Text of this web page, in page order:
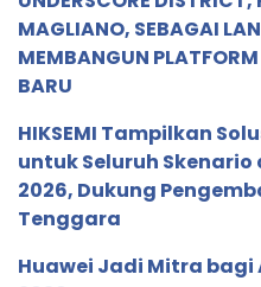
MAGLIANO, SEBAGAI
MEMBANGUN
BARU
HIKSEMI Tampilkan
untuk Seluruh Skenario
2026, Dukung
Tenggara
Huawei Jadi Mitra bagi